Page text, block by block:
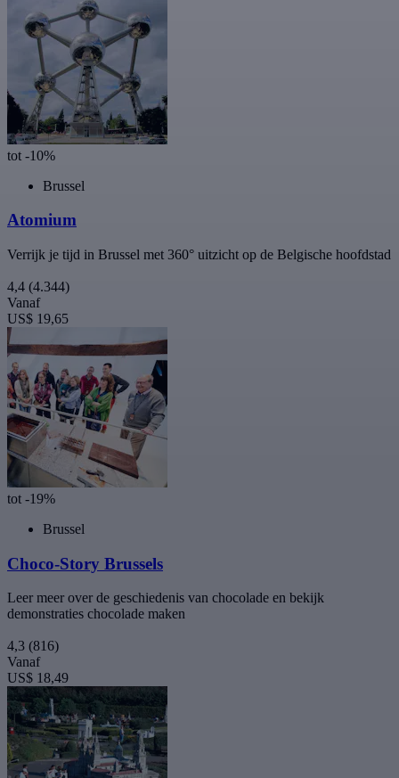
tot -10%
Brussel
Atomium
Verrijk je tijd in Brussel met 360° uitzicht op de Belgische hoofdstad
4,4 (4.344)
Vanaf
US$ 19,65
tot -19%
Brussel
Choco-Story Brussels
Leer meer over de geschiedenis van chocolade en bekijk
demonstraties chocolade maken
4,3 (816)
Vanaf
US$ 18,49